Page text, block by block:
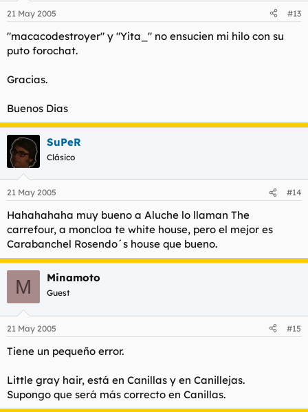
21 May 2005 #13
"macacodestroyer" y "Yita_" no ensucien mi hilo con su
puto forochat.
Gracias.
Buenos Dias
SuPeR
Clásico
21 May 2005 #14
Hahahahaha muy bueno a Aluche lo llaman The
carrefour, a moncloa te white house, pero el mejor es
Carabanchel Rosendo´s house que bueno.
M Minamoto
Guest
21 May 2005 #15
Tiene un pequeño error.
Little gray hair, está en Canillas y en Canillejas.
Supongo que será más correcto en Canillas.